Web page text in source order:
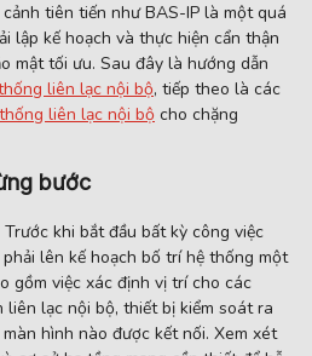
tiên tiến như BAS-IP là một quá
lập kế hoạch và thực hiện cẩn thận
mật tối ưu. Sau đây là hướng dẫn
liên lạc nội bộ, tiếp theo là các
liên lạc nội bộ cho chặng
bước
khi bắt đầu bất kỳ công việc
lên kế hoạch bố trí hệ thống một
gồm việc xác định vị trí cho các
liên lạc nội bộ, thiết bị kiểm soát ra
hình nào được kết nối. Xem xét